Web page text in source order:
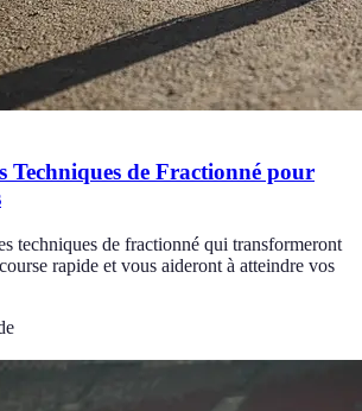
Techniques de Fractionné pour
techniques de fractionné qui transformeront
rapide et vous aideront à atteindre vos